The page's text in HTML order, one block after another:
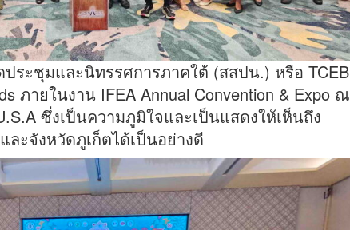
ระชุมและนิทรรศการภาคใต้ (สสปน.) หรือ TCEB
ภายในงาน IFEA Annual Convention & Expo ณ
ซึ่งเป็นความภูมิใจและเป็นแสดงให้เห็นถึง
ะจังหวัดภูเก็ตได้เป็นอย่างดี